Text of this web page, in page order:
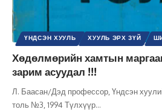
ҮНДСЭН ХУУЛЬ ХУУЛЬ ЭРХ ЗҮЙ
Хөдөлмөрийн хамтын
зарим асуудал !!!
Л. Баасан/Дэд профессор, Үндсэн
толь №3, 1994 Түлхүүр…